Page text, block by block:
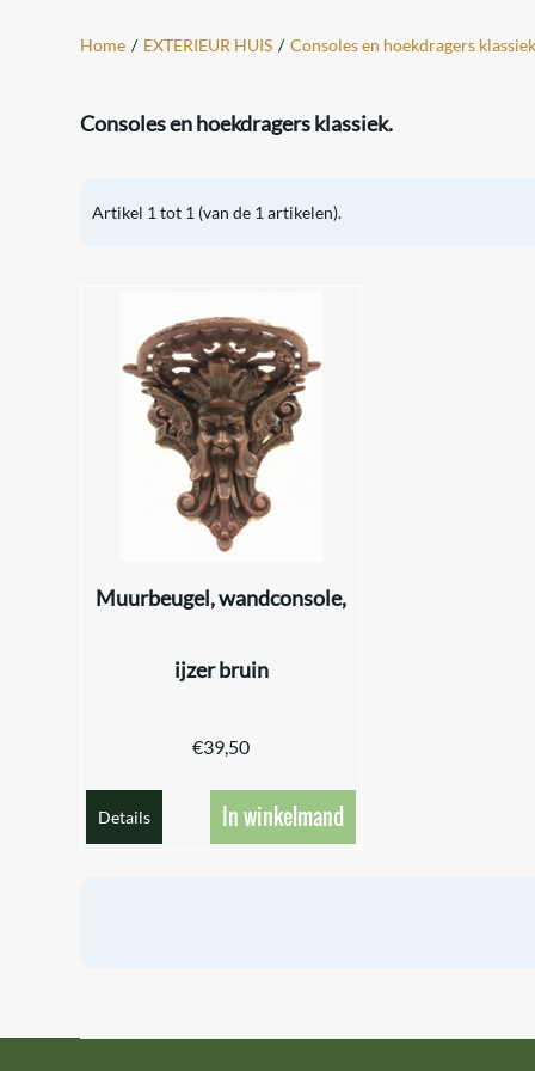
Home / EXTERIEUR HUIS / Consoles en hoekdragers
Consoles en hoekdragers klassiek.
Artikel 1 tot 1 (van de 1 artikelen).
Muurbeugel, wandconsole,
ijzer bruin
€39,50
Details In winkelmand